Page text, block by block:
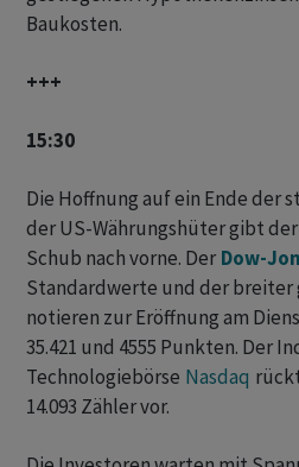
Baukosten.
+++
15:30
Die Hoffnung auf ein Ende der
der US-Währungshüter gibt
Schub nach vorne. Der Dow-
Standardwerte und der breiter
notieren zur Eröffnung am
35.421 und 4555 Punkten. Der
Technologiebörse Nasdaq
14.093 Zähler vor.